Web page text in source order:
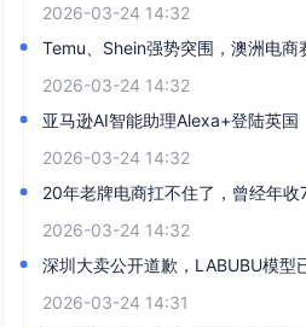
2026-03-24 14:32
Temu、Shein强势突围，澳洲电商
2026-03-24 14:32
亚马逊AI智能助理Alexa+登陆英国
2026-03-24 14:32
20年老牌电商扛不住了，曾经年收
2026-03-24 14:32
深圳大卖公开道歉，LABUBU模型
2026-03-24 14:31